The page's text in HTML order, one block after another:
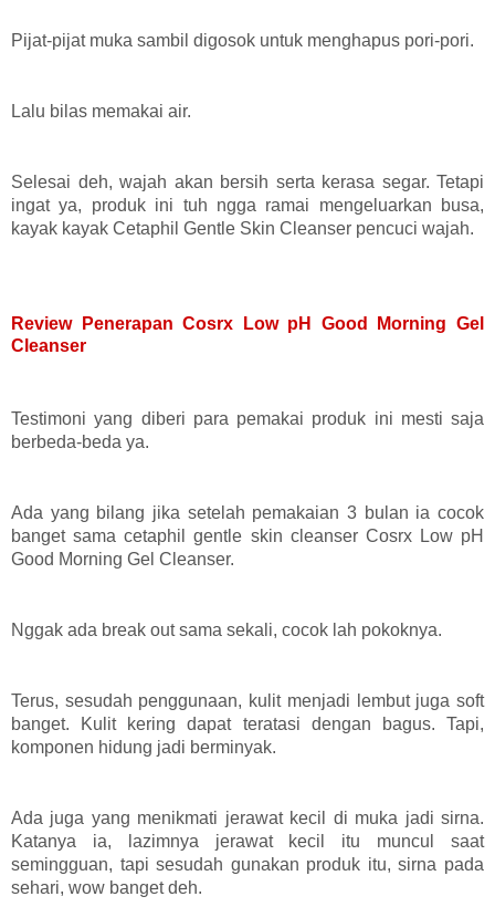
Pijat-pijat muka sambil digosok untuk menghapus pori-pori.
Lalu bilas memakai air.
Selesai deh, wajah akan bersih serta kerasa segar. Tetapi
ingat ya, produk ini tuh ngga ramai mengeluarkan busa,
kayak kayak Cetaphil Gentle Skin Cleanser pencuci wajah.
Review Penerapan Cosrx Low pH Good Morning Gel
Cleanser
Testimoni yang diberi para pemakai produk ini mesti saja
berbeda-beda ya.
Ada yang bilang jika setelah pemakaian 3 bulan ia cocok
banget sama cetaphil gentle skin cleanser Cosrx Low pH
Good Morning Gel Cleanser.
Nggak ada break out sama sekali, cocok lah pokoknya.
Terus, sesudah penggunaan, kulit menjadi lembut juga soft
banget. Kulit kering dapat teratasi dengan bagus. Tapi,
komponen hidung jadi berminyak.
Ada juga yang menikmati jerawat kecil di muka jadi sirna.
Katanya ia, lazimnya jerawat kecil itu muncul saat
semingguan, tapi sesudah gunakan produk itu, sirna pada
sehari, wow banget deh.